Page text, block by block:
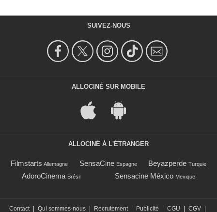
SUIVEZ-NOUS
ALLOCINÉ SUR MOBILE
ALLOCINÉ À L'ÉTRANGER
Filmstarts Allemagne SensaCine Espagne Beyazperde Turquie
AdoroCinema Brésil Sensacine México Mexique
Contact Qui sommes-nous Recrutement Publicité CGU CGV